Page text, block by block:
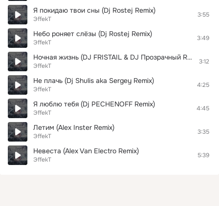
Я покидаю твои сны (Dj Rostej Remix)
ЭffekT
3:55
Небо роняет слёзы (Dj Rostej Remix)
ЭffekT
3:49
Ночная жизнь (DJ FRISTAIL & DJ Прозрачный Remix)
ЭffekT
3:12
Не плачь (Dj Shulis aka Sergey Remix)
ЭffekT
4:25
Я люблю тебя (Dj PECHENOFF Remix)
ЭffekT
4:45
Летим (Alex Inster Remix)
ЭffekT
3:35
Невеста (Alex Van Electro Remix)
ЭffekT
5:39